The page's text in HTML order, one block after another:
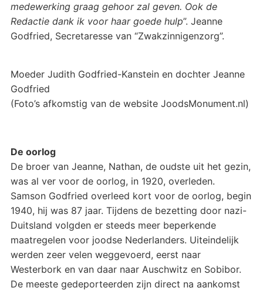
medewerking graag gehoor zal geven. Ook de
Redactie dank ik voor haar goede hulp”. Jeanne
Godfried, Secretaresse van “Zwakzinnigenzorg”.
Moeder Judith Godfried-Kanstein en dochter Jeanne
Godfried
(Foto’s afkomstig van de website JoodsMonument.nl)
De oorlog
De broer van Jeanne, Nathan, de oudste uit het gezin,
was al ver voor de oorlog, in 1920, overleden.
Samson Godfried overleed kort voor de oorlog, begin
1940, hij was 87 jaar. Tijdens de bezetting door nazi-
Duitsland volgden er steeds meer beperkende
maatregelen voor joodse Nederlanders. Uiteindelijk
werden zeer velen weggevoerd, eerst naar
Westerbork en van daar naar Auschwitz en Sobibor.
De meeste gedeporteerden zijn direct na aankomst